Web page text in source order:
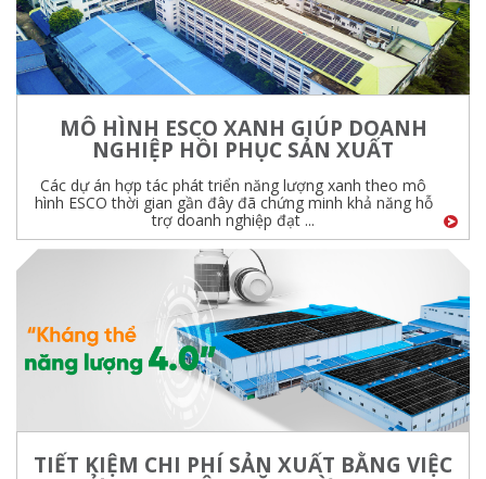
MÔ HÌNH ESCO XANH GIÚP DOANH
NGHIỆP HỒI PHỤC SẢN XUẤT
Các dự án hợp tác phát triển năng lượng xanh theo mô
hình ESCO thời gian gần đây đã chứng minh khả năng hỗ
trợ doanh nghiệp đạt ...
TIẾT KIỆM CHI PHÍ SẢN XUẤT BẰNG VIỆC